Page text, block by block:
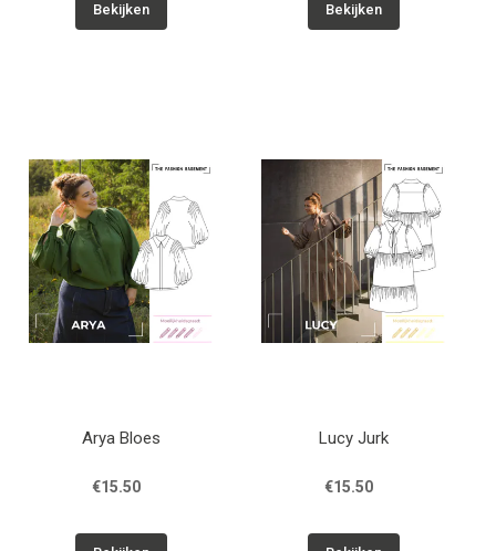
Bekijken Bekijken
Arya Bloes
€15.50
Lucy Jurk
€15.50